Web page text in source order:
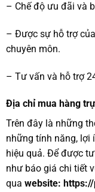
– Chế độ ưu đãi và
– Được sự hỗ trợ
chuyên môn.
– Tư vấn và hỗ trợ
Địa chỉ mua hàng
Trên đây là những
những tính năng, lợi
hiệu quả. Để được
như báo giá chi tiết
qua website: